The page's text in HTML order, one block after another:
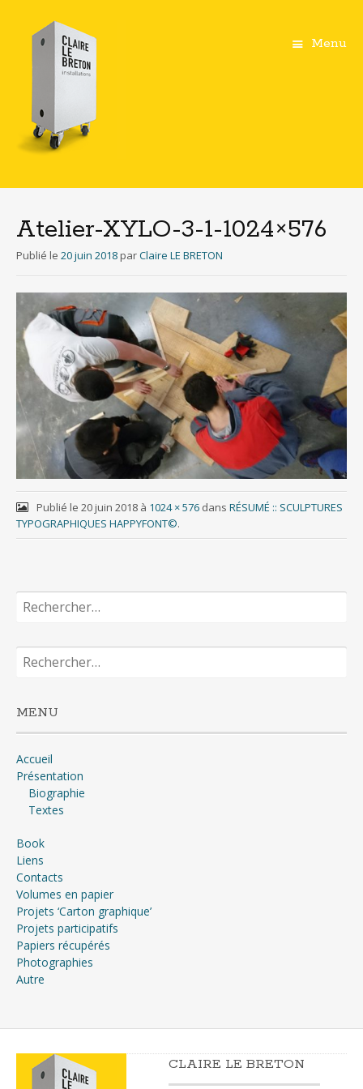
Menu
principal
Atelier-XYLO-3-1-1024×576
Publié le 20 juin 2018 parClaire LE BRETON
Publié le 20 juin 2018à 1024 × 576dans RÉSUMÉ :: SCULPTURES
TYPOGRAPHIQUES HAPPYFONT©.
Rechercher :
Rechercher :
MENU
Accueil
Présentation
Biographie
Textes
Book
Liens
Contacts
Volumes en papier
Projets ‘Carton graphique’
Projets participatifs
Papiers récupérés
Photographies
Autre
CLAIRE LE BRETON